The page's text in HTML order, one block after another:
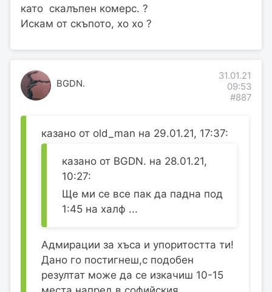
като скалъпен комерс. ?
Искам от скъпото, хо хо ?
BGDN.
31.01.21
09:53
#887
казано от old_man на 29.01.21, 17:37:
казано от BGDN. на 28.01.21,
10:27:
Ще ми се все пак да падна под
1:45 на халф ...
Адмирации за хъса и упоритостта ти!
Дано го постигнеш,с подобен
резултат може да се изкачиш 10-15